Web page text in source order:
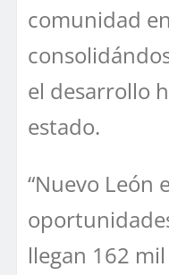
comunidad
el desarrollo
estado.
“Nuevo León
llegan 162